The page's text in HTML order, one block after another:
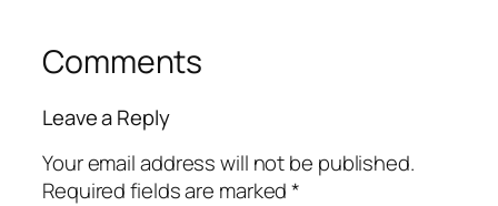
Comments
Leave a Reply
Your email address will not be published.
Required fields are marked*